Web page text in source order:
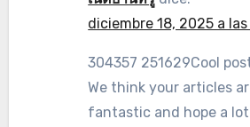
diciembre 18, 2025 a las
304357 251629Cool
We think your articles
fantastic and hope a